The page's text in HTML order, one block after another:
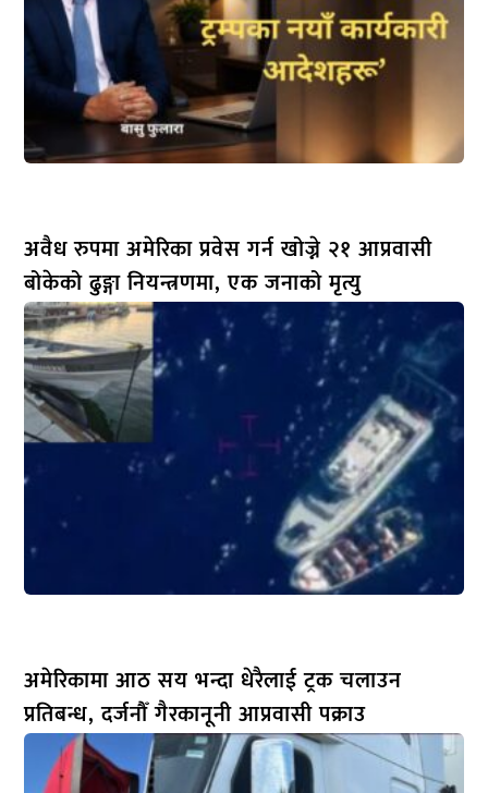
अवैध रुपमा अमेरिका प्रवेस गर्न खोज्ने २१ आप्रवासी
बोकेको ढुङ्गा नियन्त्रणमा, एक जनाको मृत्यु
अमेरिकामा आठ सय भन्दा धेरैलाई ट्रक चलाउन
प्रतिबन्ध, दर्जनौँ गैरकानूनी आप्रवासी पक्राउ